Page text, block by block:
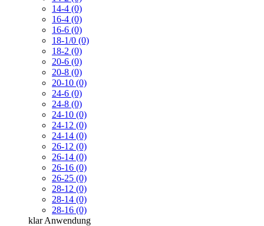
14-4 (0)
16-4 (0)
16-6 (0)
18-1/0 (0)
18-2 (0)
20-6 (0)
20-8 (0)
20-10 (0)
24-6 (0)
24-8 (0)
24-10 (0)
24-12 (0)
24-14 (0)
26-12 (0)
26-14 (0)
26-16 (0)
26-25 (0)
28-12 (0)
28-14 (0)
28-16 (0)
klar Anwendung